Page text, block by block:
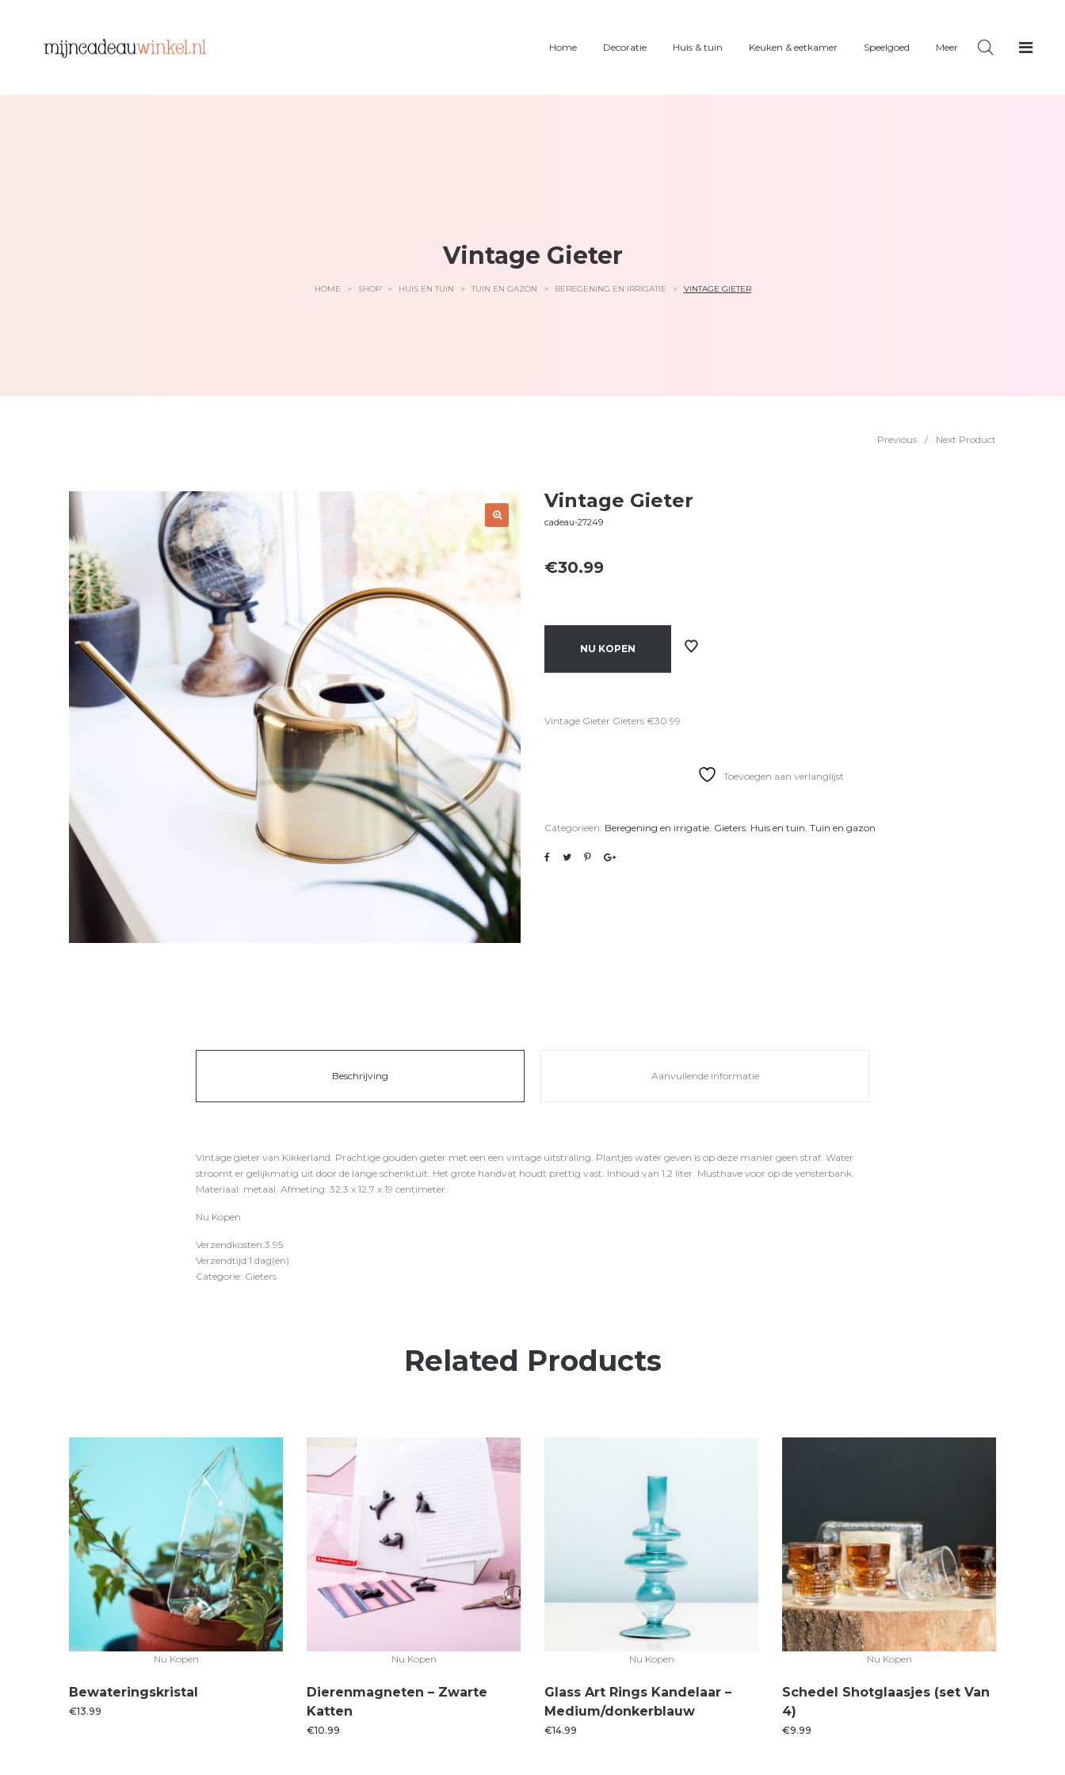
Home Decoratie Huis & tuin Keuken & eetkamer Speelgoed Meer
Vintage Gieter
HOME > SHOP > HUIS EN TUIN > TUIN EN GAZON > BEREGENING EN IRRIGATIE > VINTAGE GIETER
Previous / Next Product
Vintage Gieter
cadeau-27249
€30.99
NU KOPEN
Vintage Gieter Gieters €30.99
Toevoegen aan verlanglijst
Categorieën: Beregening en irrigatie, Gieters, Huis en tuin, Tuin en gazon
Beschrijving Aanvullende informatie
Vintage gieter van Kikkerland. Prachtige gouden gieter met een een vintage uitstraling. Plantjes water geven is op deze manier geen straf. Water
stroomt er gelijkmatig uit door de lange schenktuit. Het grote handvat houdt prettig vast. Inhoud van 1,2 liter. Musthave voor op de vensterbank.
Materiaal: metaal. Afmeting: 32,3 x 12,7 x 19 centimeter.
Nu Kopen
Verzendkosten:3.95
Verzendtijd:1 dag(en)
Categorie: Gieters
Related Products
Nu Kopen
Bewateringskristal
€13.99
Nu Kopen
Dierenmagneten – Zwarte
Katten
€10.99
Nu Kopen
Glass Art Rings Kandelaar –
Medium/donkerblauw
€14.99
Nu Kopen
Schedel Shotglaasjes (set Van
4)
€9.99